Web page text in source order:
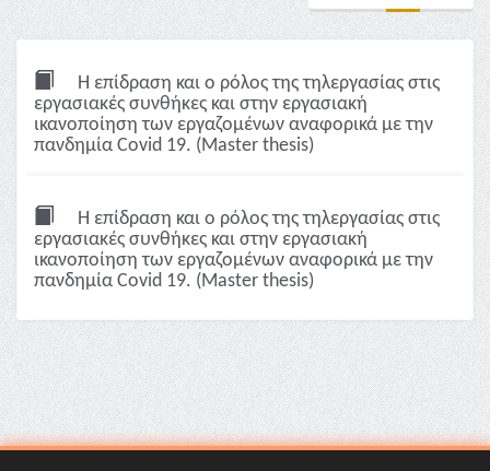
Η επίδραση και ο ρόλος της τηλεργασίας στις
εργασιακές συνθήκες και στην εργασιακή
ικανοποίηση των εργαζομένων αναφορικά με την
πανδημία Covid 19. (Master thesis)
Η επίδραση και ο ρόλος της τηλεργασίας στις
εργασιακές συνθήκες και στην εργασιακή
ικανοποίηση των εργαζομένων αναφορικά με την
πανδημία Covid 19. (Master thesis)